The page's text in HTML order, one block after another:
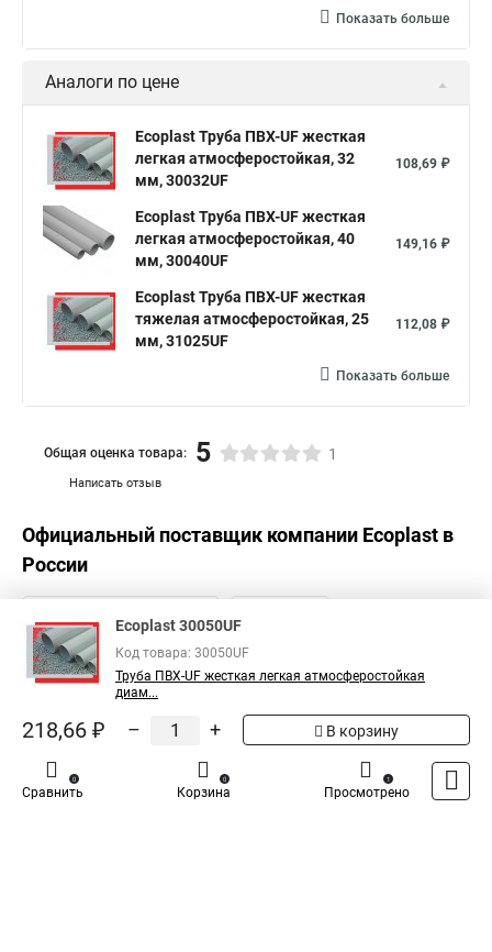
Показать больше
Аналоги по цене
Ecoplast Труба ПВХ-UF жесткая
легкая атмосферостойкая, 32
мм, 30032UF
108,69 ₽
Ecoplast Труба ПВХ-UF жесткая
легкая атмосферостойкая, 40
мм, 30040UF
149,16 ₽
Ecoplast Труба ПВХ-UF жесткая
тяжелая атмосферостойкая, 25
мм, 31025UF
112,08 ₽
Показать больше
Написать отзыв
Общая оценка товара: 5 1
Официальный поставщик компании Ecoplast в
России
Ecoplast 30050UF
Код товара: 30050UF
Труба ПВХ-UF жесткая легкая атмосферостойкая
диам...
218,66 ₽ – + В корзину
Сравнить
0
Корзина
0
Просмотрено
1